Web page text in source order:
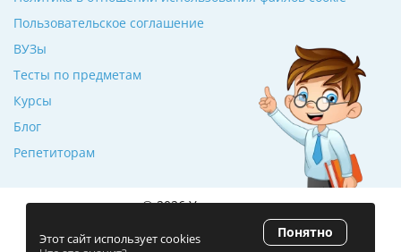
ВУЗы
Тесты по предметам
Курсы
Блог
Репетиторам
Пользовательское соглашение
© 2026 Училкин.ru
Рейтинг 5.0
(120 отзывов)
Этот сайт использует cookies
Понятно